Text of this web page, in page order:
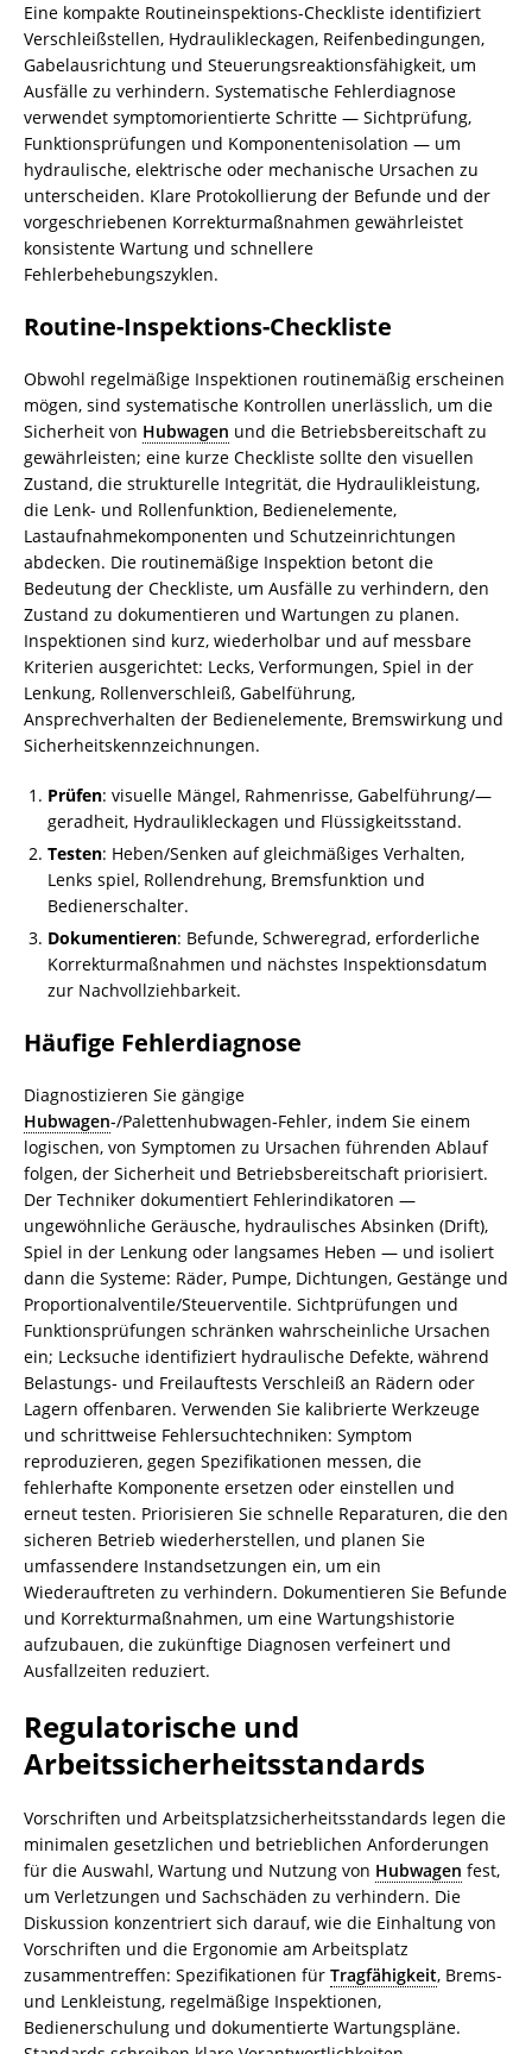
Eine kompakte Routineinspektions-Checkliste identifiziert
Verschleißstellen, Hydraulikleckagen, Reifenbedingungen,
Gabelausrichtung und Steuerungsreaktionsfähigkeit, um
Ausfälle zu verhindern. Systematische Fehlerdiagnose
verwendet symptomorientierte Schritte — Sichtprüfung,
Funktionsprüfungen und Komponentenisolation — um
hydraulische, elektrische oder mechanische Ursachen zu
unterscheiden. Klare Protokollierung der Befunde und der
vorgeschriebenen Korrekturmaßnahmen gewährleistet
konsistente Wartung und schnellere
Fehlerbehebungszyklen.
Routine-Inspektions-Checkliste
Obwohl regelmäßige Inspektionen routinemäßig erscheinen
mögen, sind systematische Kontrollen unerlässlich, um die
Sicherheit von Hubwagen und die Betriebsbereitschaft zu
gewährleisten; eine kurze Checkliste sollte den visuellen
Zustand, die strukturelle Integrität, die Hydraulikleistung,
die Lenk- und Rollenfunktion, Bedienelemente,
Lastaufnahmekomponenten und Schutzeinrichtungen
abdecken. Die routinemäßige Inspektion betont die
Bedeutung der Checkliste, um Ausfälle zu verhindern, den
Zustand zu dokumentieren und Wartungen zu planen.
Inspektionen sind kurz, wiederholbar und auf messbare
Kriterien ausgerichtet: Lecks, Verformungen, Spiel in der
Lenkung, Rollenverschleiß, Gabelführung,
Ansprechverhalten der Bedienelemente, Bremswirkung und
Sicherheitskennzeichnungen.
Prüfen: visuelle Mängel, Rahmenrisse, Gabelführung/—
geradheit, Hydraulikleckagen und Flüssigkeitsstand.
Testen: Heben/Senken auf gleichmäßiges Verhalten,
Lenks spiel, Rollendrehung, Bremsfunktion und
Bedienerschalter.
Dokumentieren: Befunde, Schweregrad, erforderliche
Korrekturmaßnahmen und nächstes Inspektionsdatum
zur Nachvollziehbarkeit.
Häufige Fehlerdiagnose
Diagnostizieren Sie gängige
Hubwagen‑/Palettenhubwagen‑Fehler, indem Sie einem
logischen, von Symptomen zu Ursachen führenden Ablauf
folgen, der Sicherheit und Betriebsbereitschaft priorisiert.
Der Techniker dokumentiert Fehlerindikatoren —
ungewöhnliche Geräusche, hydraulisches Absinken (Drift),
Spiel in der Lenkung oder langsames Heben — und isoliert
dann die Systeme: Räder, Pumpe, Dichtungen, Gestänge und
Proportionalventile/Steuerventile. Sichtprüfungen und
Funktionsprüfungen schränken wahrscheinliche Ursachen
ein; Lecksuche identifiziert hydraulische Defekte, während
Belastungs‑ und Freilauftests Verschleiß an Rädern oder
Lagern offenbaren. Verwenden Sie kalibrierte Werkzeuge
und schrittweise Fehlersuchtechniken: Symptom
reproduzieren, gegen Spezifikationen messen, die
fehlerhafte Komponente ersetzen oder einstellen und
erneut testen. Priorisieren Sie schnelle Reparaturen, die den
sicheren Betrieb wiederherstellen, und planen Sie
umfassendere Instandsetzungen ein, um ein
Wiederauftreten zu verhindern. Dokumentieren Sie Befunde
und Korrekturmaßnahmen, um eine Wartungshistorie
aufzubauen, die zukünftige Diagnosen verfeinert und
Ausfallzeiten reduziert.
Regulatorische und
Arbeitssicherheitsstandards
Vorschriften und Arbeitsplatzsicherheitsstandards legen die
minimalen gesetzlichen und betrieblichen Anforderungen
für die Auswahl, Wartung und Nutzung von Hubwagen fest,
um Verletzungen und Sachschäden zu verhindern. Die
Diskussion konzentriert sich darauf, wie die Einhaltung von
Vorschriften und die Ergonomie am Arbeitsplatz
zusammentreffen: Spezifikationen für Tragfähigkeit, Brems-
und Lenkleistung, regelmäßige Inspektionen,
Bedienerschulung und dokumentierte Wartungspläne.